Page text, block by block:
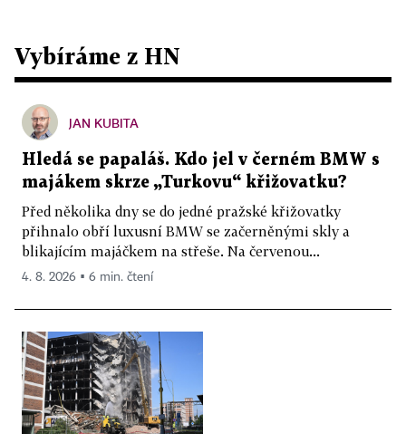
Vybíráme z HN
JAN KUBITA
Hledá se papaláš. Kdo jel v černém BMW s
majákem skrze „Turkovu“ křižovatku?
Před několika dny se do jedné pražské křižovatky
přihnalo obří luxusní BMW se začerněnými skly a
blikajícím majáčkem na střeše. Na červenou...
4. 8. 2026 ▪ 6 min. čtení